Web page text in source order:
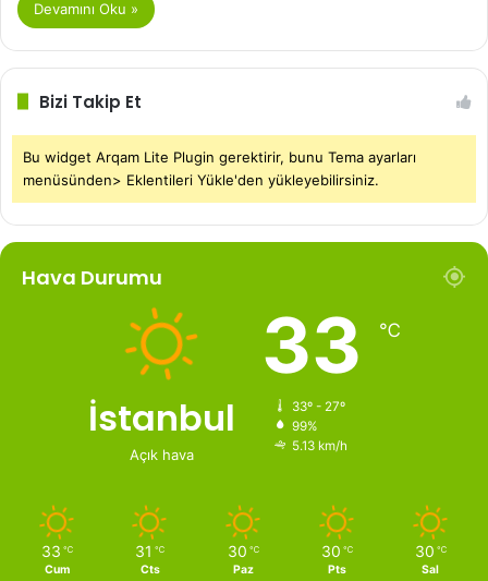
Devamını Oku »
Bizi Takip Et
Bu widget Arqam Lite Plugin gerektirir, bunu Tema ayarları
menüsünden> Eklentileri Yükle'den yükleyebilirsiniz.
Hava Durumu
İstanbul
Açık hava
33 ℃
33º - 27º
99%
5.13 km/h
33 ℃
Cum
31 ℃
Cts
30 ℃
Paz
30 ℃
Pts
30 ℃
Sal